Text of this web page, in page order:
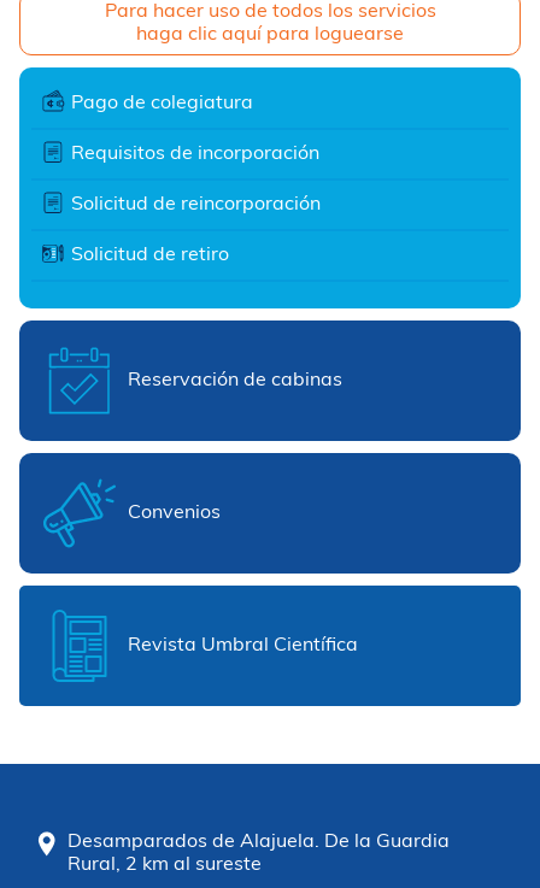
Para hacer uso de todos los servicios
haga clic aquí para loguearse
Pago de colegiatura
Requisitos de incorporación
Solicitud de reincorporación
Solicitud de retiro
Reservación de cabinas
Convenios
Revista Umbral Científica
Desamparados de Alajuela. De la Guardia
Rural, 2 km al sureste